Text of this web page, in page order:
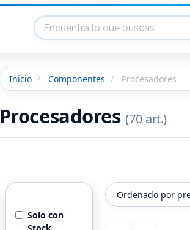
Inicio Componentes Procesadores
Procesadores (70 art.)
Solo con